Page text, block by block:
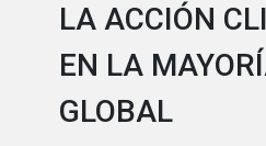
LA ACCIÓN
EN LA
GLOBAL